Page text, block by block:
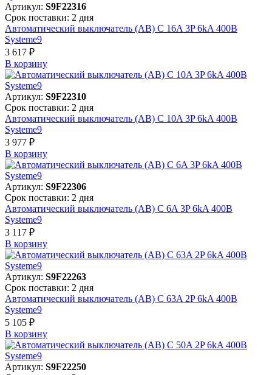
Артикул: S9F22316
Срок поставки: 2 дня
Автоматический выключатель (АВ) C 16A 3P 6kA 400В
Systeme9
3 617 ₽
В корзинy
Артикул: S9F22310
Срок поставки: 2 дня
Автоматический выключатель (АВ) C 10A 3P 6kA 400В
Systeme9
3 977 ₽
В корзинy
Артикул: S9F22306
Срок поставки: 2 дня
Автоматический выключатель (АВ) C 6A 3P 6kA 400В
Systeme9
3 117 ₽
В корзинy
Артикул: S9F22263
Срок поставки: 2 дня
Автоматический выключатель (АВ) C 63A 2P 6kA 400В
Systeme9
5 105 ₽
В корзинy
Артикул: S9F22250